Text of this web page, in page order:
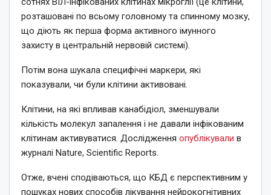
розташовані по всьому головному та спинному мозку,
що діють як перша форма активного імунного
захисту в центральній нервовій системі).
Потім вона шукала специфічні маркери, які
показували, чи були клітини активовані.
Клітини, на які впливав канабідіол, зменшували
кількість молекул запалення і не давали інфікованим
клітинам активуватися. Дослідження опублікували в
журналі Nature, Scientific Reports.
Отже, вчені сподіваються, що КБД є перспективним у
пошуках нових способів лікування нейрокогнітивних